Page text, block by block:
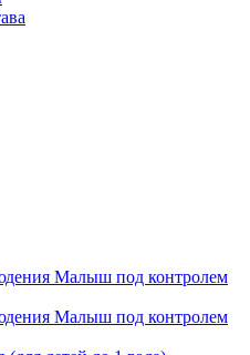
Малыш под контролем
Малыш под контролем